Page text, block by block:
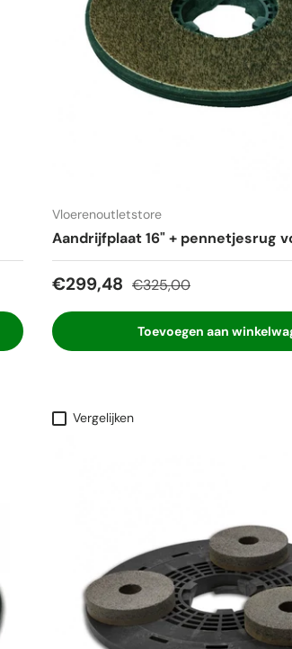
Vloerenoutletstore
Aandrijfplaat 16" + pennetjesrug
Verkoopprijs
€299,48 Reguliere prijs
€325,00
Toevoegen aan
Vergelijken